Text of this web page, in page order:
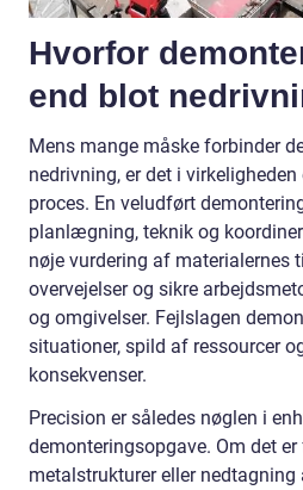
Hvorfor
end blot
Mens mange måske forbinder
nedrivning, er det i
proces. En veludført
planlægning, teknik og
nøje vurdering af materialernes
overvejelser og sikre
og omgivelser. Fejlslagen
situationer, spild af ressourcer
konsekvenser.
Precision er således nøglen i
demonteringsopgave. Om det
metalstrukturer eller